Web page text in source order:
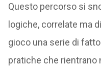
Questo percorso si
logiche, correlate ma
gioco una serie di
pratiche che rientrano